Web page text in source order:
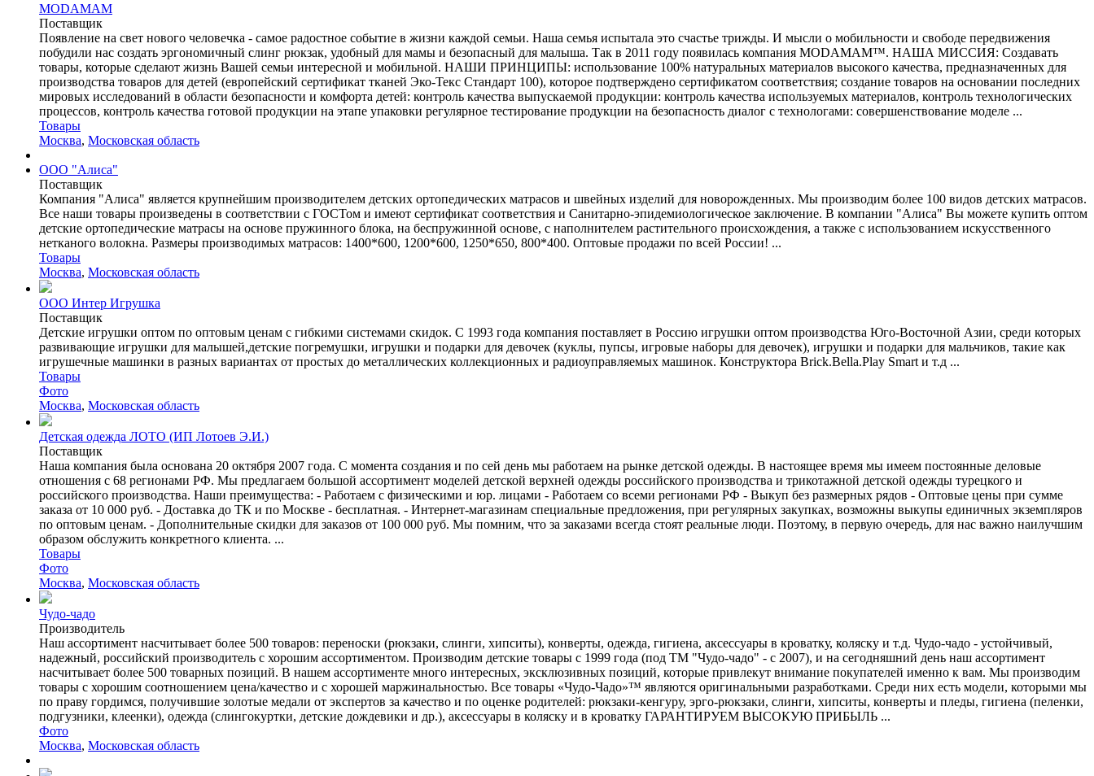
MODAMAM
Поставщик
Появление на свет нового человечка - самое радостное событие в жизни каждой семьи. Наша семья испытала это счастье трижды. И мысли о мобильности и свободе передвижения
побудили нас создать эргономичный слинг рюкзак, удобный для мамы и безопасный для малыша. Так в 2011 году появилась компания MODAMAM™. НАША МИССИЯ: Создавать
товары, которые сделают жизнь Вашей семьи интересной и мобильной. НАШИ ПРИНЦИПЫ: использование 100% натуральных материалов высокого качества, предназначенных для
производства товаров для детей (европейский сертификат тканей Эко-Текс Стандарт 100), которое подтверждено сертификатом соответствия; создание товаров на основании последних
мировых исследований в области безопасности и комфорта детей: контроль качества выпускаемой продукции: контроль качества используемых материалов, контроль технологических
процессов, контроль качества готовой продукции на этапе упаковки регулярное тестирование продукции на безопасность диалог с технологами: совершенствование моделе ...
Товары
Москва, Московская область
ООО "Алиса"
Поставщик
Компания "Алиса" является крупнейшим производителем детских ортопедических матрасов и швейных изделий для новорожденных. Мы производим более 100 видов детских матрасов.
Все наши товары произведены в соответствии с ГОСТом и имеют сертификат соответствия и Санитарно-эпидемиологическое заключение. В компании "Алиса" Вы можете купить оптом
детские ортопедические матрасы на основе пружинного блока, на беспружинной основе, с наполнителем растительного происхождения, а также с использованием искусственного
нетканого волокна. Размеры производимых матрасов: 1400*600, 1200*600, 1250*650, 800*400. Оптовые продажи по всей России! ...
Товары
Москва, Московская область
ООО Интер Игрушка
Поставщик
Детские игрушки оптом по оптовым ценам с гибкими системами скидок. С 1993 года компания поставляет в Россию игрушки оптом производства Юго-Восточной Азии, среди которых
развивающие игрушки для малышей,детские погремушки, игрушки и подарки для девочек (куклы, пупсы, игровые наборы для девочек), игрушки и подарки для мальчиков, такие как
игрушечные машинки в разных вариантах от простых до металлических коллекционных и радиоуправляемых машинок. Конструктора Brick.Bella.Play Smart и т.д ...
Товары
Фото
Москва, Московская область
Детская одежда ЛОТО (ИП Лотоев Э.И.)
Поставщик
Наша компания была основана 20 октября 2007 года. С момента создания и по сей день мы работаем на рынке детской одежды. В настоящее время мы имеем постоянные деловые
отношения с 68 регионами РФ. Мы предлагаем большой ассортимент моделей детской верхней одежды российского производства и трикотажной детской одежды турецкого и
российского производства. Наши преимущества: - Работаем с физическими и юр. лицами - Работаем со всеми регионами РФ - Выкуп без размерных рядов - Оптовые цены при сумме
заказа от 10 000 руб. - Доставка до ТК и по Москве - бесплатная. - Интернет-магазинам специальные предложения, при регулярных закупках, возможны выкупы единичных экземпляров
по оптовым ценам. - Дополнительные скидки для заказов от 100 000 руб. Мы помним, что за заказами всегда стоят реальные люди. Поэтому, в первую очередь, для нас важно наилучшим
образом обслужить конкретного клиента. ...
Товары
Фото
Москва, Московская область
Чудо-чадо
Производитель
Наш ассортимент насчитывает более 500 товаров: переноски (рюкзаки, слинги, хипситы), конверты, одежда, гигиена, аксессуары в кроватку, коляску и т.д. Чудо-чадо - устойчивый,
надежный, российский производитель с хорошим ассортиментом. Производим детские товары с 1999 года (под ТМ "Чудо-чадо" - с 2007), и на сегодняшний день наш ассортимент
насчитывает более 500 товарных позиций. В нашем ассортименте много интересных, эксклюзивных позиций, которые привлекут внимание покупателей именно к вам. Мы производим
товары с хорошим соотношением цена/качество и с хорошей маржинальностью. Все товары «Чудо-Чадо»™ являются оригинальными разработками. Среди них есть модели, которыми мы
по праву гордимся, получившие золотые медали от экспертов за качество и по оценке родителей: рюкзаки-кенгуру, эрго-рюкзаки, слинги, хипситы, конверты и пледы, гигиена (пеленки,
подгузники, клеенки), одежда (слингокуртки, детские дождевики и др.), аксессуары в коляску и в кроватку ГАРАНТИРУЕМ ВЫСОКУЮ ПРИБЫЛЬ ...
Фото
Москва, Московская область